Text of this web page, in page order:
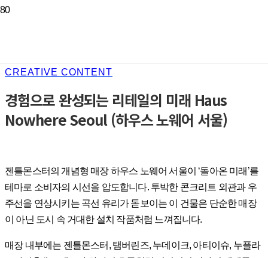
CREATIVE CONTENT
경험으로 완성되는 리테일의 미래 Haus
Nowhere Seoul (하우스 노웨어 서울)
젠틀몬스터의 개념형 매장 하우스 노웨어 서울이 ‘돌아온 미래’를
테마로 소비자의 시선을 압도합니다. 투박한 콘크리트 외관과 우
주선을 연상시키는 곡선 유리가 돋보이는 이 건물은 단순한 매장
이 아닌 도시 속 거대한 설치 작품처럼 느껴집니다.
매장 내부에는 젠틀몬스터, 탬버린즈, 누데이크, 아티이슈, 누플라